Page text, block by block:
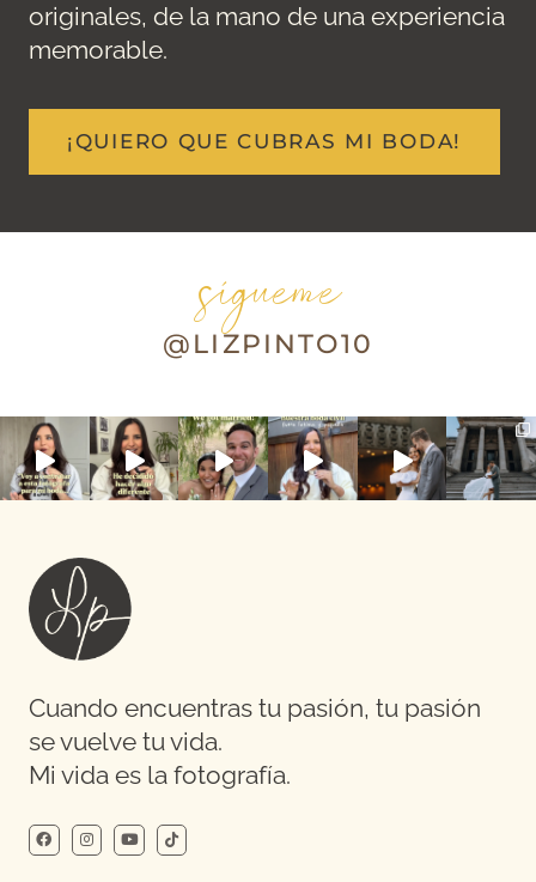
originales, de la mano de una experiencia
memorable.
¡QUIERO QUE CUBRAS MI BODA!
sígueme
@LIZPINTO10
Cuando encuentras tu pasión, tu pasión
se vuelve tu vida.
Mi vida es la fotografía.